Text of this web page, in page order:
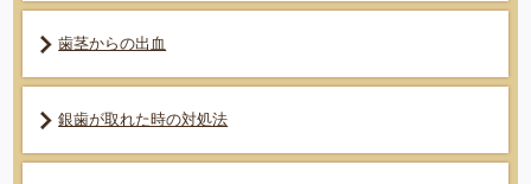
歯茎からの出血
銀歯が取れた時の対処法